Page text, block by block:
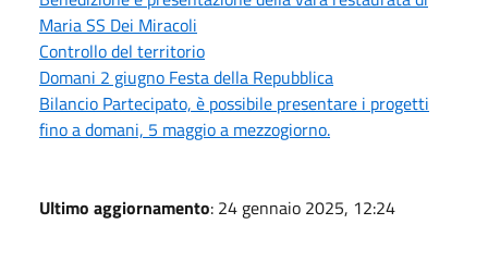
Maria SS Dei Miracoli
Controllo del territorio
Domani 2 giugno Festa della Repubblica
Bilancio Partecipato, è possibile presentare i progetti
fino a domani, 5 maggio a mezzogiorno.
Ultimo aggiornamento: 24 gennaio 2025, 12:24